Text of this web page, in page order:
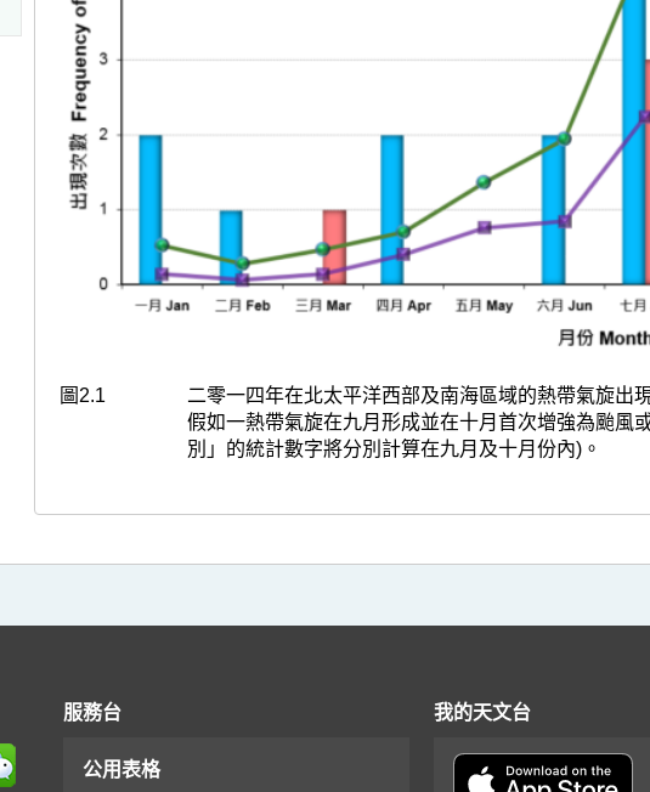
圖2.1
二零一四年在北太平洋西部及南海區域的熱帶氣旋出
假如一熱帶氣旋在九月形成並在十月首次增強為颱風
別」的統計數字將分別計算在九月及十月份內)。
服務台
公用表格
我的天文台